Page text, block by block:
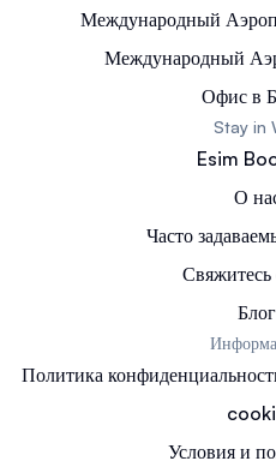
Международный
Международный
Офис в
Stay in
Esim
О
Часто
Блог
Политика
Условия и